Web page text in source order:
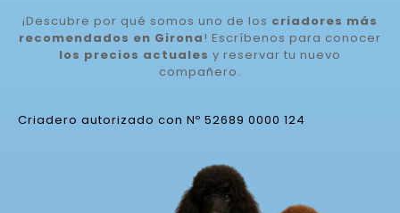
¡Descubre por qué somos uno de los criadores más
recomendados en Girona! Escríbenos para conocer
los precios actuales y reservar tu nuevo
compañero.
Criadero autorizado con Nº 52689 0000 124